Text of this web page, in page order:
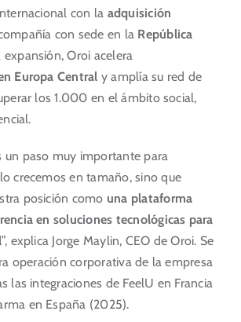
con la adquisición
con sede en la República
expansión, Oroi acelera
Europa Central y amplía su red de
los 1.000 en el ámbito social,
un paso muy importante para
crecemos en tamaño, sino que
posición como una plataforma
en soluciones tecnológicas para
”, explica Jorge Maylin, CEO de Oroi. Se
operación corporativa de la empresa
las integraciones de FeelU en Francia
en España (2025).